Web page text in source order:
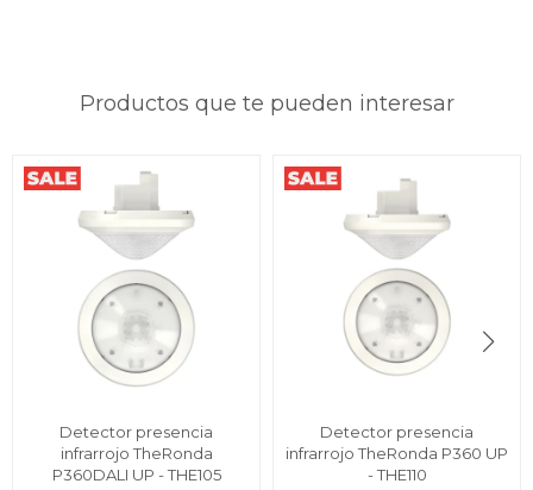
Productos que te pueden interesar
Detector presencia
infrarrojo TheRonda
P360DALI UP - THE105
Detector presencia
infrarrojo TheRonda P360 UP
- THE110